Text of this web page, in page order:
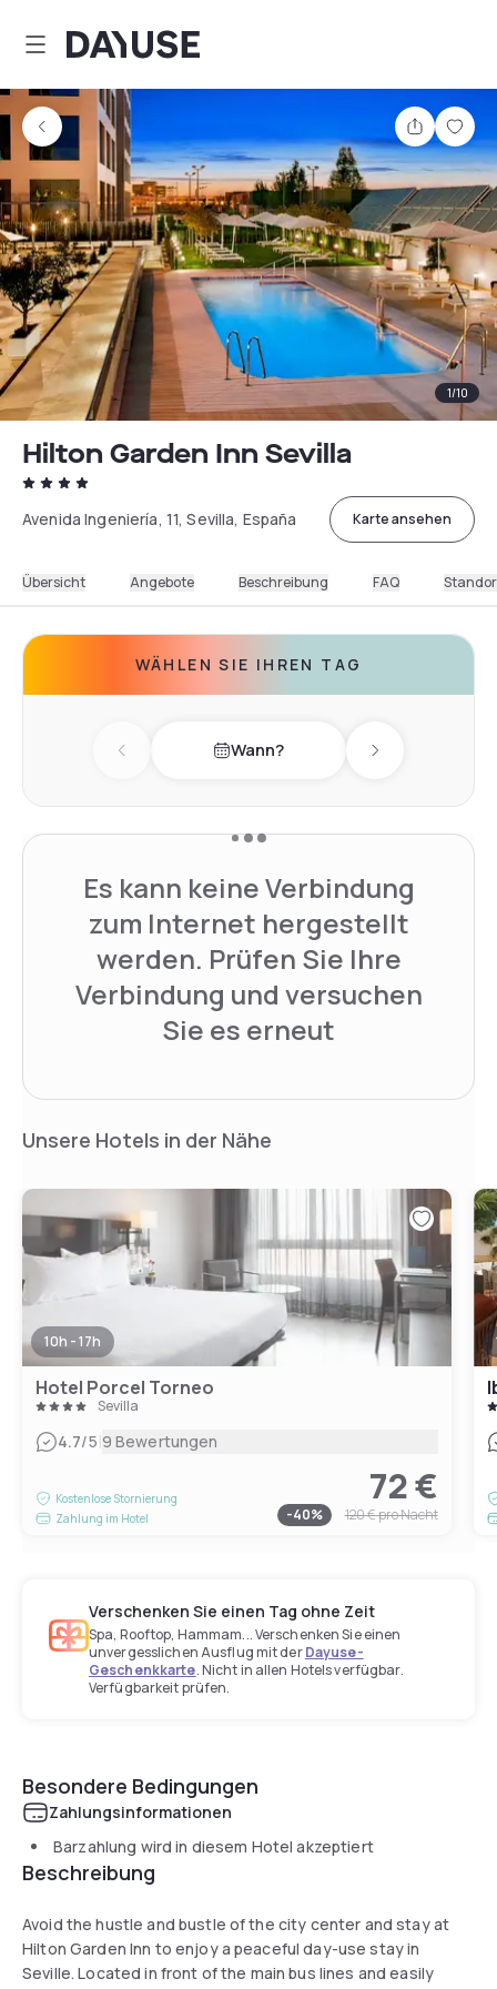
Dayuse
Teilen
1/10
Hilton Garden Inn Sevilla
Avenida Ingeniería, 11, Sevilla, España Karte ansehen
Übersicht Angebote Beschreibung FAQ
WÄHLEN SIE IHREN TAG
Previous day Wann? Next day
Es kann keine Verbindung
zum Internet hergestellt
werden. Prüfen Sie Ihre
Verbindung und versuchen
Sie es erneut
Unsere Hotels in der Nähe
10h - 17h
Hotel Porcel Torneo
Sevilla
4.7/5|9 Bewertungen
Kostenlose Stornierung
Zahlung im Hotel
72 €
-40% 120 €pro Nacht
Verschenken Sie einen Tag ohne Zeit
Spa, Rooftop, Hammam... Verschenken Sie einen
unvergesslichen Ausflug mit derDayuse-
Geschenkkarte. Nicht in allen Hotels verfügbar.
Verfügbarkeit prüfen.
Besondere Bedingungen
Zahlungsinformationen
Barzahlung wird in diesem Hotel akzeptiert
Beschreibung
Avoid the hustle and bustle of the city center and stay at
Hilton Garden Inn to enjoy a peaceful day-use stay in
Seville. Located in front of the main bus lines and easily